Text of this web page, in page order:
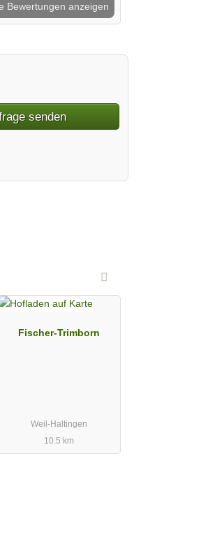
Bewertungen anzeigen
senden
Fischer-Trimborn
Weil-Haltingen
10.5 km